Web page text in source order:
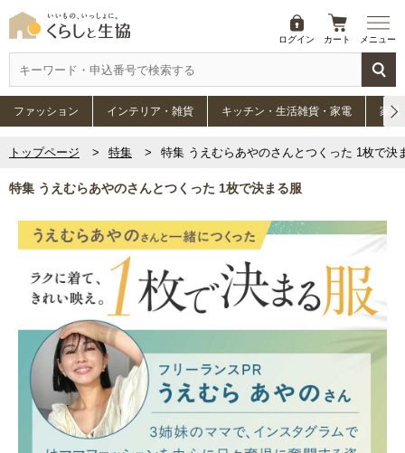
ログイン カート メニュー
ファッション インテリア・雑貨 キッチン・生活雑貨・家電 家具
トップページ 特集 特集 うえむらあやのさんとつくった 1枚で決
特集 うえむらあやのさんとつくった 1枚で決まる服